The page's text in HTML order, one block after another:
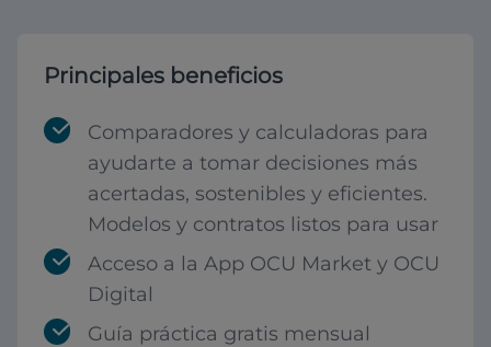
Principales beneficios
Comparadores y calculadoras para
ayudarte a tomar decisiones más
acertadas, sostenibles y eficientes.
Modelos y contratos listos para usar
Acceso a la App OCU Market y OCU
Digital
Guía práctica gratis mensual